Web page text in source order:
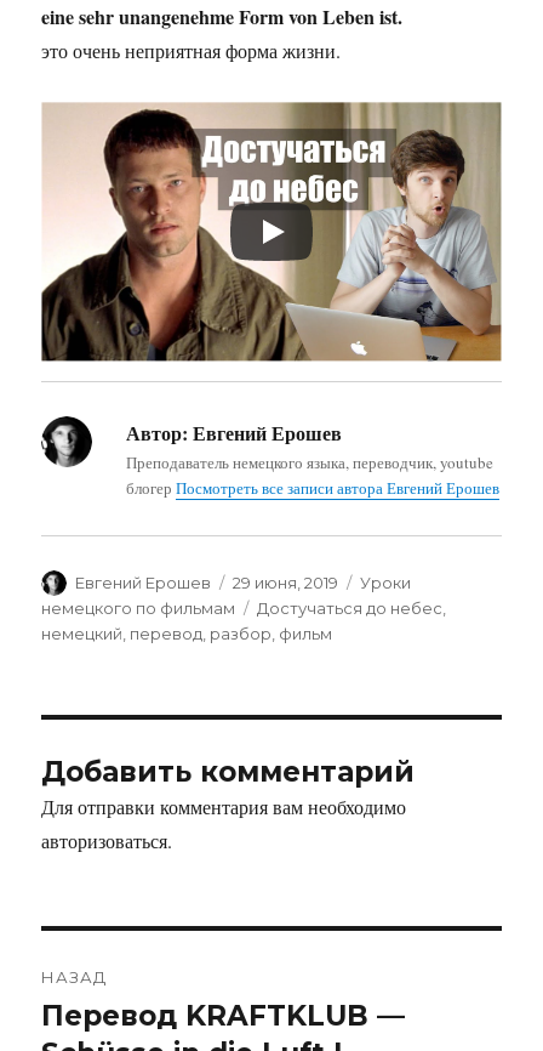
eine sehr unangenehme Form von Leben ist.
это очень неприятная форма жизни.
Автор: Евгений Ерошев
Преподаватель немецкого языка, переводчик, youtube
блогерПосмотреть все записи автора Евгений Ерошев
Автор
Евгений Ерошев Опубликовано
29 июня, 2019 Рубрики
Уроки
немецкого по фильмам
Метки
Достучаться до небес
немецкий перевод разбор фильм
Добавить комментарий
Для отправки комментария вам необходимо
авторизоваться.
НАЗАД
Предыдущая
Перевод KRAFTKLUB —